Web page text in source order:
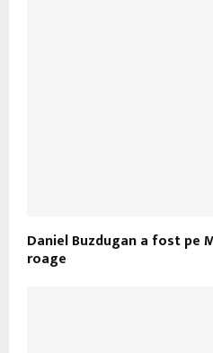
Daniel Buzdugan a fost pe
roage